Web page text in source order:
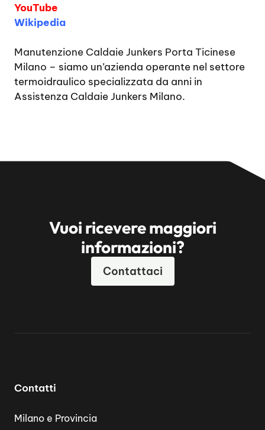
YouTube
Wikipedia
Manutenzione Caldaie Junkers Porta Ticinese
Milano – siamo un’azienda operante nel settore
termoidraulico specializzata da anni in
Assistenza Caldaie Junkers Milano.
Vuoi ricevere maggiori
informazioni?
Contattaci
Contatti
Milano e Provincia